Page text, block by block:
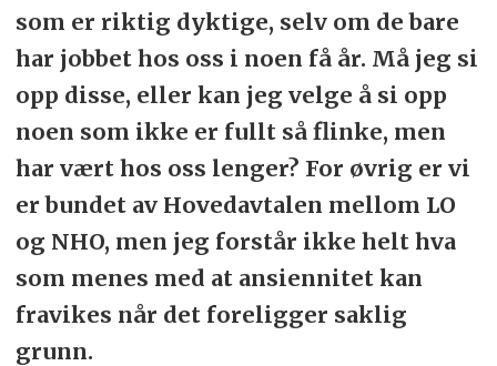
som er riktig dyktige, selv om de bare
har jobbet hos oss i noen få år. Må jeg si
opp disse, eller kan jeg velge å si opp
noen som ikke er fullt så flinke, men
har vært hos oss lenger? For øvrig er vi
er bundet av Hovedavtalen mellom LO
og NHO, men jeg forstår ikke helt hva
som menes med at ansiennitet kan
fravikes når det foreligger saklig
grunn.